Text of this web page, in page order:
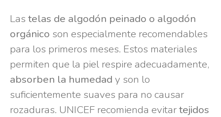
Las telas de algodón peinado o algodón
orgánico son especialmente recomendables
para los primeros meses. Estos materiales
permiten que la piel respire adecuadamente,
absorben la humedad y son lo
suficientemente suaves para no causar
rozaduras. UNICEF recomienda evitartejidos